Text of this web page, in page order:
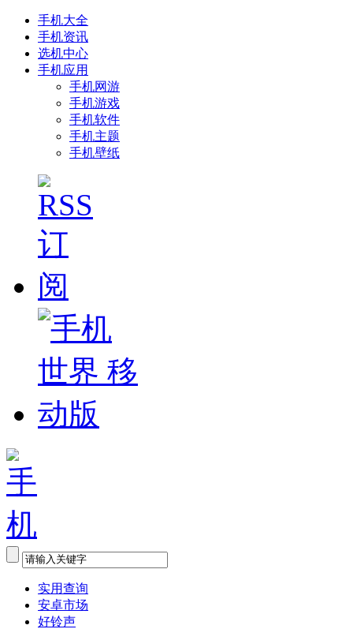
手机大全
手机资讯
选机中心
手机应用
手机网游
手机游戏
手机软件
手机主题
手机壁纸
实用查询
安卓市场
好铃声